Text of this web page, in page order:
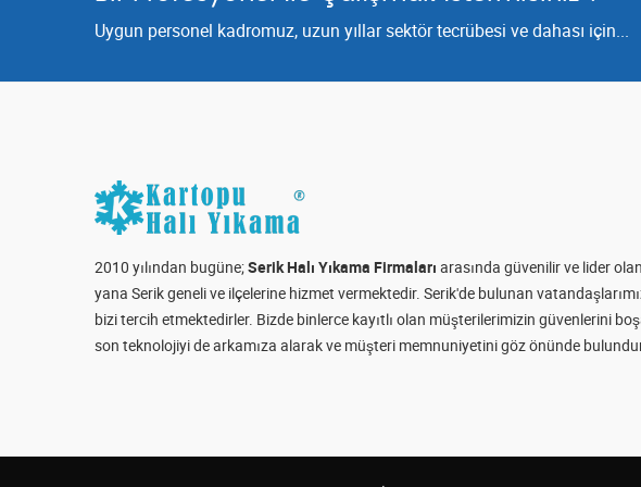
Uygun personel kadromuz, uzun yıllar sektör tecrübesi ve dahası için...
2010 yılından bugüne;Serik Halı Yıkama Firmaları arasında güvenilir ve lider olan
yana Serik geneli ve ilçelerine hizmet vermektedir. Serik'de bulunan
bizi tercih etmektedirler. Bizde binlerce kayıtlı olan müşterilerimizin güvenlerini
son teknolojiyi de arkamıza alarak ve müşteri memnuniyetini göz önünde